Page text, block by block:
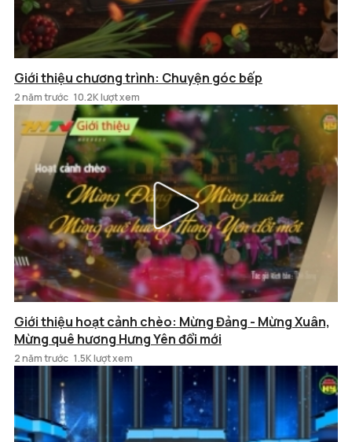
Giới thiệu chương trình: Chuyện góc bếp
2 năm trước 10.2K lượt xem
Giới thiệu hoạt cảnh chèo: Mừng Đảng - Mừng Xuân,
Mừng quê hương Hưng Yên đổi mới
2 năm trước 1.5K lượt xem